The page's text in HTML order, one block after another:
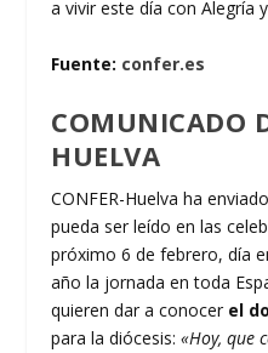
a vivir este día con Alegría
Fuente: confer.es
COMUNICADO
HUELVA
CONFER-Huelva ha
pueda ser leído en las
próximo 6 de febrero, día
año la jornada en toda
quieren dar a conocer el
para la diócesis:«Hoy, que